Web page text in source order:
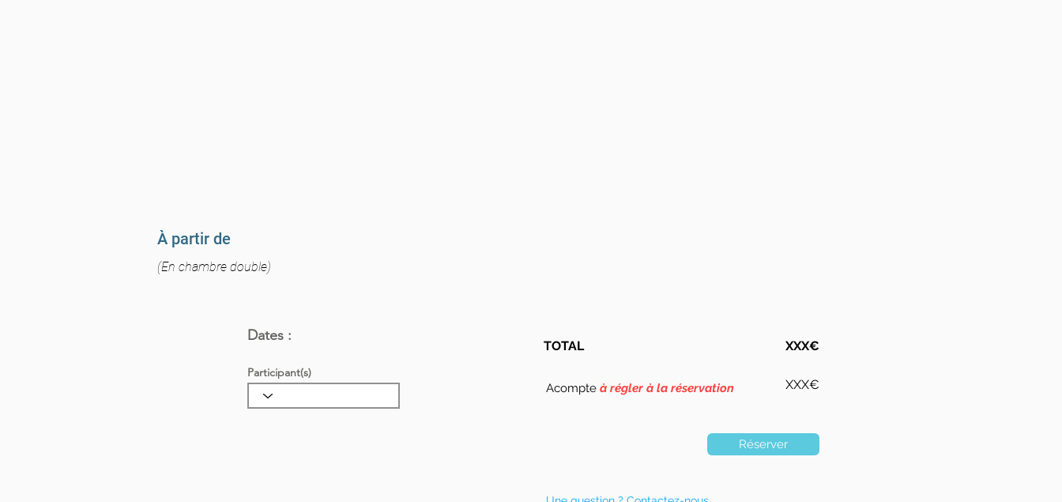
À partir de
(En chambre double)
Participant(s)
Dates :
TOTAL XXX€
Acompte à régler à la réservation XXX€
Réserver